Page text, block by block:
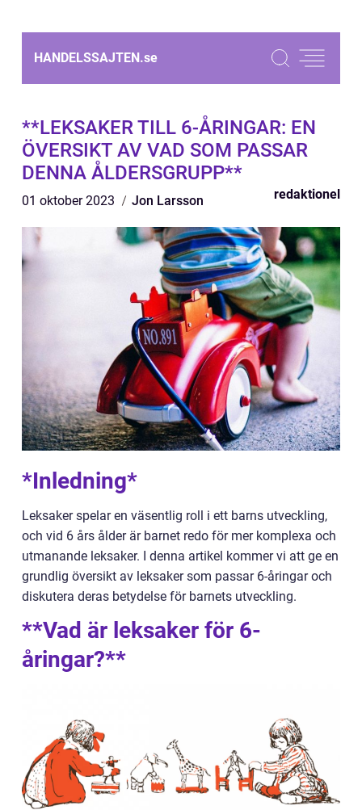
HANDELSSAJTEN.se
**LEKSAKER TILL 6-ÅRINGAR: EN
ÖVERSIKT AV VAD SOM PASSAR
DENNA ÅLDERSGRUPP**
01 oktober 2023 Jon Larsson redaktionel
*Inledning*
Leksaker spelar en väsentlig roll i ett barns utveckling,
och vid 6 års ålder är barnet redo för mer komplexa och
utmanande leksaker. I denna artikel kommer vi att ge en
grundlig översikt av leksaker som passar 6-åringar och
diskutera deras betydelse för barnets utveckling.
**Vad är leksaker för 6-
åringar?**